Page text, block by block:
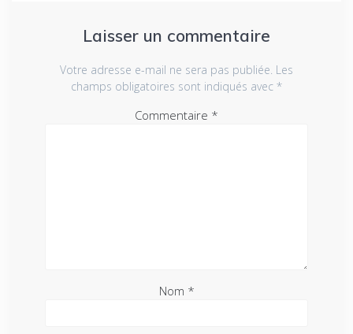
Laisser un commentaire
Votre adresse e-mail ne sera pas publiée. Les
champs obligatoires sont indiqués avec *
Commentaire *
Nom *